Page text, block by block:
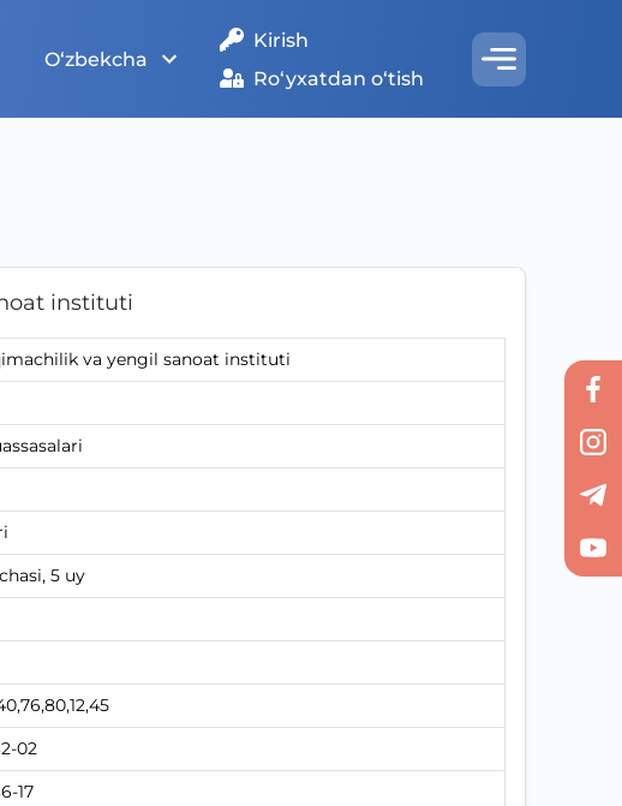
O‘zbekcha
Kirish
Ro‘yxatdan o‘tish
instituti
va yengil sanoat instituti
5 uy
02
17